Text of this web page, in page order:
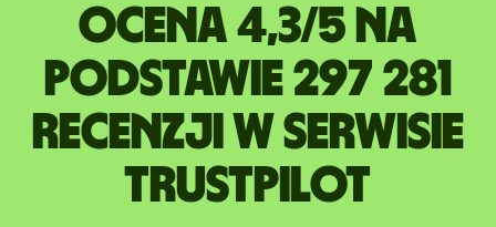
Ocena 4,3/5 na
podstawie 297 281
recenzji w serwisie
Trustpilot